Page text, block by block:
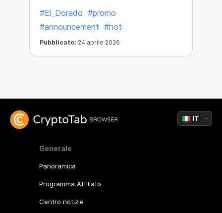
tesoro colmi di incredibili ricchezze!
#El_Dorado #promo
#announcement #hot
Pubblicato: 24 aprile 2026
Generale
Panoramica
Programma Affiliato
Centro notizie
IT